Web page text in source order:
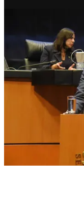
T-MEC
con